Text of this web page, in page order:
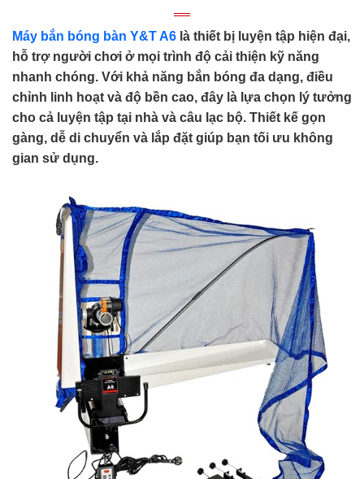
Máy bắn bóng bàn Y&T A6 là thiết bị luyện tập hiện đại,
hỗ trợ người chơi ở mọi trình độ cải thiện kỹ năng
nhanh chóng. Với khả năng bắn bóng đa dạng, điều
chỉnh linh hoạt và độ bền cao, đây là lựa chọn lý tưởng
cho cả luyện tập tại nhà và câu lạc bộ. Thiết kế gọn
gàng, dễ di chuyển và lắp đặt giúp bạn tối ưu không
gian sử dụng.